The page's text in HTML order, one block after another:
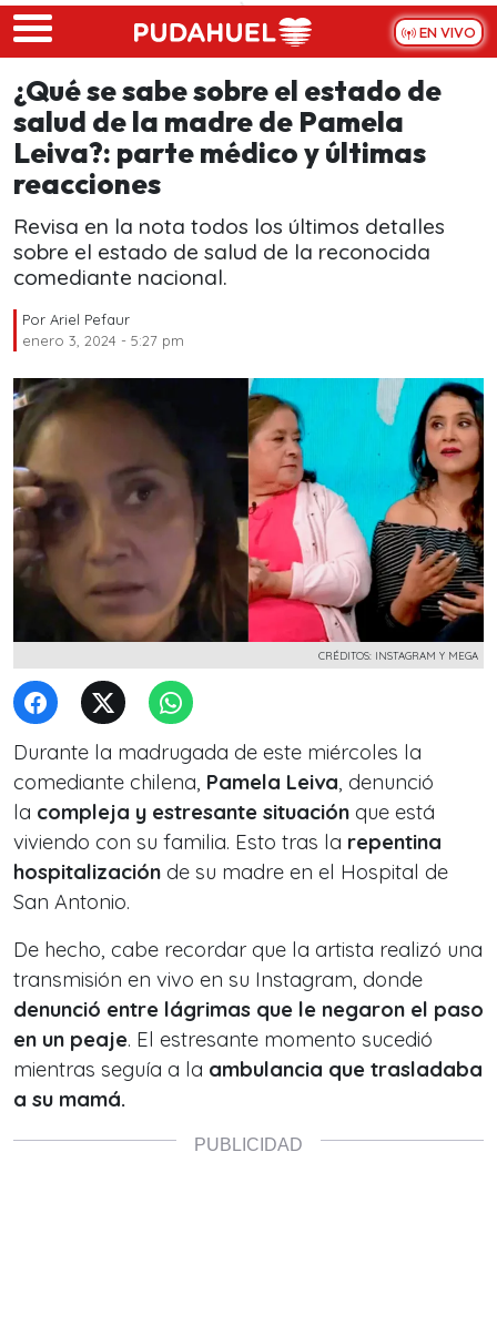
Skip to main content
EN VIVO
¿Qué se sabe sobre el estado de
salud de la madre de Pamela
Leiva?: parte médico y últimas
reacciones
Revisa en la nota todos los últimos detalles
sobre el estado de salud de la reconocida
comediante nacional.
Por Ariel Pefaur
enero 3, 2024 - 5:27 pm
CRÉDITOS: INSTAGRAM Y MEGA
Durante la madrugada de este miércoles la
comediante chilena, Pamela Leiva, denunció
la compleja y estresante situación que está
viviendo con su familia. Esto tras la repentina
hospitalización de su madre en el Hospital de
San Antonio.
De hecho, cabe recordar que la artista realizó una
transmisión en vivo en su Instagram, donde
denunció entre lágrimas que le negaron el paso
en un peaje. El estresante momento sucedió
mientras seguía a la ambulancia que trasladaba
a su mamá.